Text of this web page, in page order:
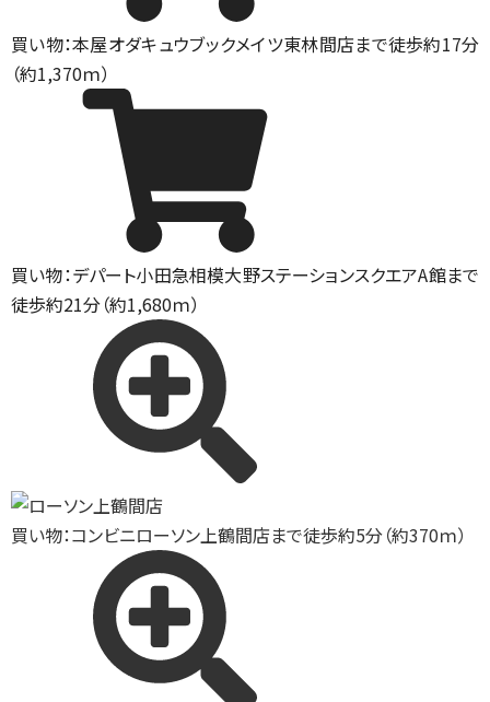
買い物：本屋オダキュウブックメイツ東林間店まで徒歩約17分
（約1,370ｍ）
買い物：デパート小田急相模大野ステーションスクエアA館まで
徒歩約21分（約1,680ｍ）
買い物：コンビニローソン上鶴間店まで徒歩約5分（約370ｍ）